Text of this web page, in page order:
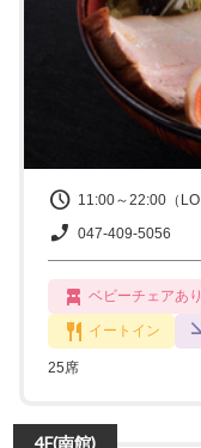
11:00～22:00（LO
047-409-5056
ベビーチェアあり
イートイン
25席
4F(南館)